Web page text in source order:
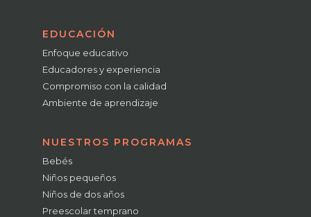
EDUCACIÓN
Enfoque educativo
Educadores y experiencia
Compromiso con la calidad
Ambiente de aprendizaje
NUESTROS PROGRAMAS
Bebés
Niños pequeños
Niños de dos años
Preescolar temprano